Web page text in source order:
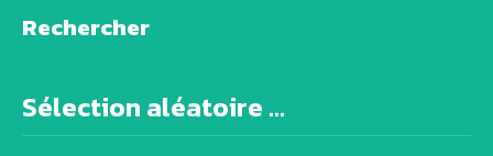
Rechercher
Sélection aléatoire ...